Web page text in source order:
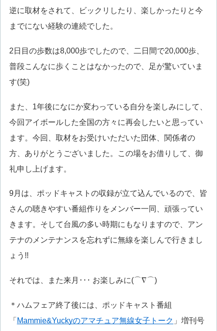
逆に取材をされて、ビックリしたり、楽しかったりと今
までにない経験の連続でした。
2日目の歩数は8,000歩でしたので、二日間で20,000歩、
普段こんなに歩くことはなかったので、足が驚いていま
す(笑)
また、1年後になにか変わっている自分を楽しみにして、
今回アイボールした全国の方々に再会したいと思ってい
ます。今回、取材をお受けいただいた団体、関係者の
方、ありがとうございました。この場をお借りして、御
礼申し上げます。
9月は、ポッドキャストの収録が立て込んでいるので、皆
さんの聴きやすい番組作りをメンバー一同、頑張ってい
きます。そして台風の多い時期にもなりますので、アン
テナのメンテナンスを忘れずに無線を楽しんで行きまし
ょう!!
それでは、また来月･･･ お楽しみに(⌒∇⌒)
＊ハムフェア終了後には、ポッドキャスト番組
「 Mammie&Yuckyのアマチュア無線女子トーク 」増刊号